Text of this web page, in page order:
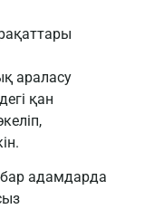
араласу
қан
бар адамдарда